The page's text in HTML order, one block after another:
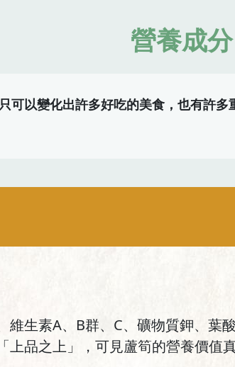
營養成分
可以變化出許多好吃的美食，也有許
維生素A、B群、C、礦物質鉀、葉
上品之上」，可見蘆筍的營養價值